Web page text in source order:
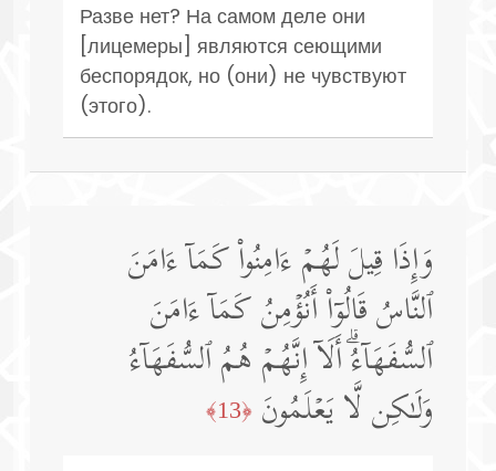
Разве нет? На самом деле они
[лицемеры] являются сеющими
беспорядок, но (они) не чувствуют
(этого).
وَإِذَا قِیلَ لَهُمۡ ءَامِنُوا۟ كَمَاۤ ءَامَنَ
ٱلنَّاسُ قَالُوۤا۟ أَنُؤۡمِنُ كَمَاۤ ءَامَنَ
ٱلسُّفَهَاۤءُۗ أَلَاۤ إِنَّهُمۡ هُمُ ٱلسُّفَهَاۤءُ
وَلَـٰكِن لَّا یَعۡلَمُونَ ﴿13﴾